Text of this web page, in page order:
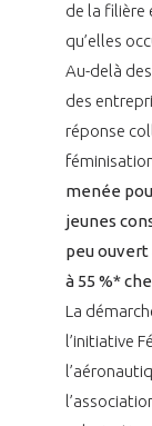
de la filière
qu’elles
Au-delà
des
réponse
menée
jeunes
peu
à 55 %*
La
l’initiative